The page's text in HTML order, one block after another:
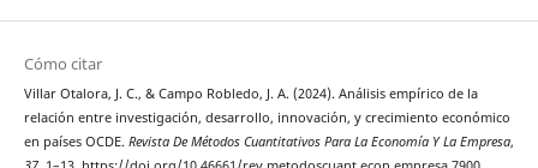
Cómo citar
Villar Otalora, J. C., & Campo Robledo, J. A. (2024). Análisis empírico de la
relación entre investigación, desarrollo, innovación, y crecimiento económico
en países OCDE. Revista De Métodos Cuantitativos Para La Economía Y La Empresa,